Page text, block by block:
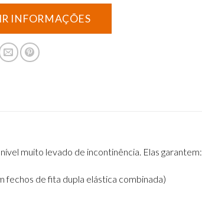
muito levado de incontinência. Elas garantem:
fechos de fita dupla elástica combinada)